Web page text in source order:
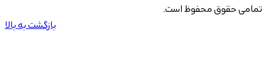
تمامی حقوق محفوظ است.
بازگشت به بالا